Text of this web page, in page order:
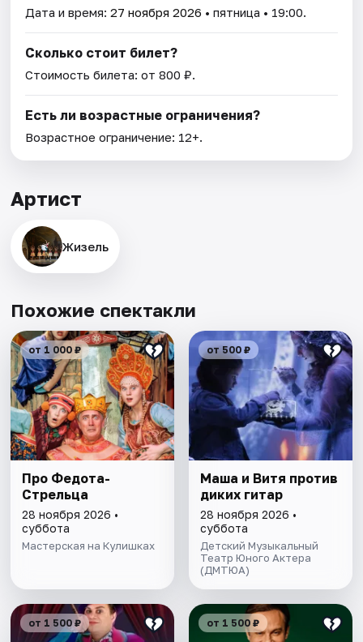
Дата и время:27 ноября 2026 • пятница • 19:00.
Сколько стоит билет?
Стоимость билета: от 800 ₽.
Есть ли возрастные ограничения?
Возрастное ограничение: 12+.
Артист
Жизель
Похожие спектакли
от 1 000 ₽
Про Федота-
Стрельца
28 ноября 2026 •
суббота
Мастерская на Кулишках
от 500 ₽
Маша и Витя против
диких гитар
28 ноября 2026 •
суббота
Детский Музыкальный
Театр Юного Актера
(ДМТЮА)
от 1 500 ₽ от 1 500 ₽